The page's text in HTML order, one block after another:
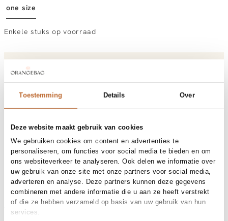
Toestemming Details Over
Deze website maakt gebruik van cookies
We gebruiken cookies om content en advertenties te
personaliseren, om functies voor social media te bieden en om
ons websiteverkeer te analyseren. Ook delen we informatie over
uw gebruik van onze site met onze partners voor social media,
adverteren en analyse. Deze partners kunnen deze gegevens
combineren met andere informatie die u aan ze heeft verstrekt
of die ze hebben verzameld op basis van uw gebruik van hun
services.
one size
Enkele stuks op voorraad
Vandaag besteld, morgen gratis in huis
Gratis bezorging vanaf €99
Materiaal en verzorging
Fabric
Material: 18K gold plated brass
Maat en pasvorm
Productdetails
Merk
Mimi et Toi
Merk-artikelnummer
Verzenden en retour